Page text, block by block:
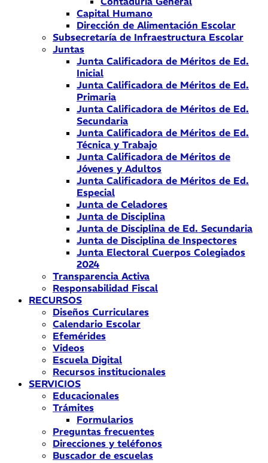
Capital Humano
Dirección de Alimentación Escolar
Subsecretaría de Infraestructura Escolar
Juntas
Junta Calificadora de Méritos de Ed.
Inicial
Junta Calificadora de Méritos de Ed.
Primaria
Junta Calificadora de Méritos de Ed.
Secundaria
Junta Calificadora de Méritos de Ed.
Técnica y Trabajo
Junta Calificadora de Méritos de
Jóvenes y Adultos
Junta Calificadora de Méritos de Ed.
Especial
Junta de Celadores
Junta de Disciplina
Junta de Disciplina de Ed. Secundaria
Junta de Disciplina de Inspectores
Junta Electoral Cuerpos Colegiados
2024
Transparencia Activa
Responsabilidad Fiscal
RECURSOS
Diseños Curriculares
Calendario Escolar
Efemérides
Videos
Escuela Digital
Recursos institucionales
SERVICIOS
Educacionales
Trámites
Formularios
Preguntas frecuentes
Direcciones y teléfonos
Buscador de escuelas